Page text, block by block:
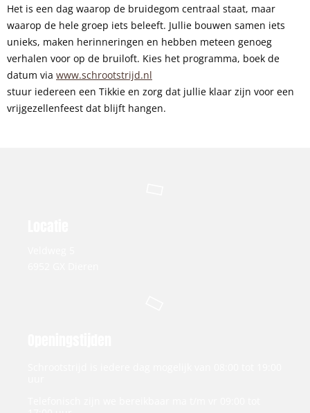
Het is een dag waarop de bruidegom centraal staat, maar
waarop de hele groep iets beleeft. Jullie bouwen samen iets
unieks, maken herinneringen en hebben meteen genoeg
verhalen voor op de bruiloft. Kies het programma, boek de
datum via www.schrootstrijd.nl
stuur iedereen een Tikkie en zorg dat jullie klaar zijn voor een
vrijgezellenfeest dat blijft hangen.